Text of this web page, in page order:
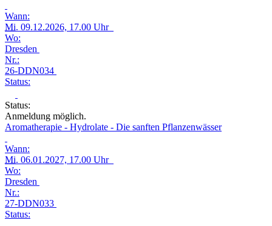
Wann:
Mi. 09.12.2026, 17.00 Uhr
Wo:
Dresden
Nr.:
26-DDN034
Status:
Status:
Anmeldung möglich.
Aromatherapie - Hydrolate - Die sanften Pflanzenwässer
Wann:
Mi. 06.01.2027, 17.00 Uhr
Wo:
Dresden
Nr.:
27-DDN033
Status: